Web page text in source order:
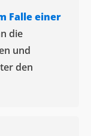
Falle einer
die
und
den